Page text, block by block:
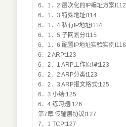
6．1．2 层次化的IP编址方案t112
6．1．3 特殊地址t114
6．1．4 私有IP地址t114
6．1．5 子网划分t115
6．1．6 配置IP地址实验实例t118
6．2 ARPt123
6．2．1 ARP工作原理t123
6．2．2 ARP分类t123
6．2．3 ARP报文格式t125
6．3 小结t125
6．4 练习题t126
第7章 传输层协议t127
7．1 TCPt127